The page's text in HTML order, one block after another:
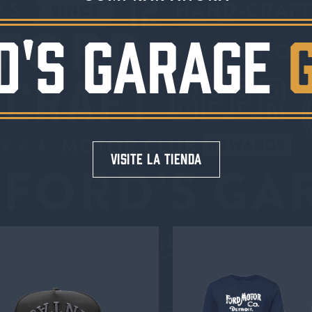
GARAGE
visite la tienda